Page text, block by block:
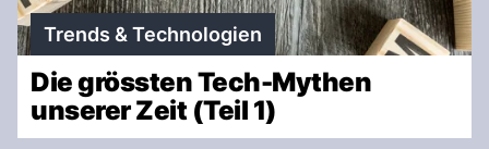
Trends & Technologien
Die grössten Tech-Mythen
unserer Zeit (Teil 1)